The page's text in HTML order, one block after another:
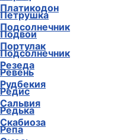
Платикодон
Подсолнечник
Портулак
Резеда
Рудбекия
Сальвия
Скабиоза
Петрушка
Подвои
Подсолнечник
Ревень
Редис
Редька
Репа